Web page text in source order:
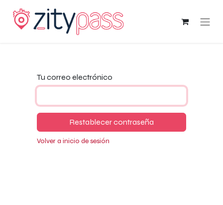
Tu correo electrónico
Restablecer contraseña
Volver a inicio de sesión